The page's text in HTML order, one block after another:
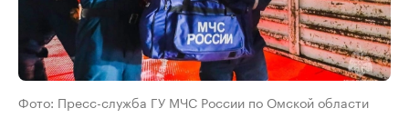
Фото: Пресс-служба ГУ МЧС России по Омской области